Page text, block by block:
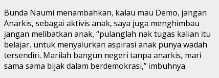
Bunda Naumi menambahkan, kalau mau Demo, jangan
Anarkis, sebagai aktivis anak, saya juga menghimbau
jangan melibatkan anak, “pulanglah nak tugas kalian itu
belajar, untuk menyalurkan aspirasi anak punya wadah
tersendiri. Marilah bangun negeri tanpa anarkis, mari
sama sama bijak dalam berdemokrasi,” imbuhnya.